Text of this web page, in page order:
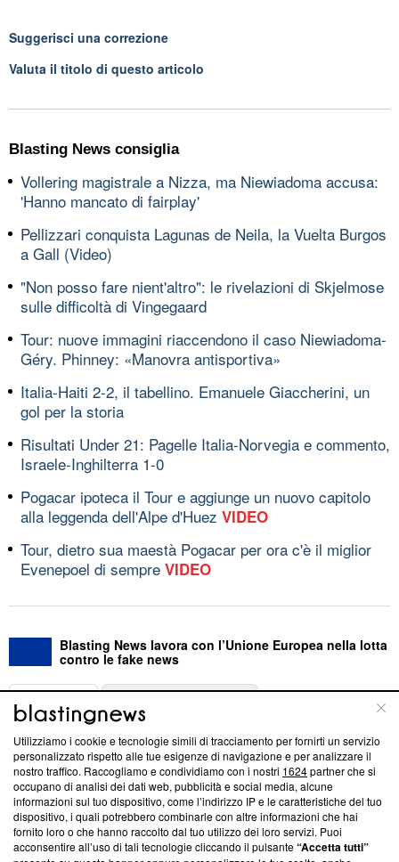
Suggerisci una correzione
Valuta il titolo di questo articolo
Blasting News consiglia
Vollering magistrale a Nizza, ma Niewiadoma accusa:
'Hanno mancato di fairplay'
Pellizzari conquista Lagunas de Neila, la Vuelta Burgos
a Gall (Video)
"Non posso fare nient'altro": le rivelazioni di Skjelmose
sulle difficoltà di Vingegaard
Tour: nuove immagini riaccendono il caso Niewiadoma-
Géry. Phinney: «Manovra antisportiva»
Italia-Haiti 2-2, il tabellino. Emanuele Giaccherini, un
gol per la storia
Risultati Under 21: Pagelle Italia-Norvegia e commento,
Israele-Inghilterra 1-0
Pogacar ipoteca il Tour e aggiunge un nuovo capitolo
alla leggenda dell'Alpe d'Huez VIDEO
Tour, dietro sua maestà Pogacar per ora c'è il miglior
Evenepoel di sempre VIDEO
Blasting News lavora con l’Unione Europea nella lotta
contro le fake news
ABOUT
Questa sezione offre informazioni trasparenti su Blasting
News, sui nostri processi editoriali e su come ci impegniamo a
creare news di qualità. Inoltre, afferma la nostra aderenza a
‘Trust Project - News with Integrity’Blasting News non è
ancora membro del programma, ma ha richiesto di farne
parte; Trust Project non ha ancora effettuato una verifica di
Utilizziamo i cookie e tecnologie simili di tracciamento per fornirti un servizio
personalizzato rispetto alle tue esigenze di navigazione e per analizzare il
nostro traffico. Raccogliamo e condividiamo con i nostri 1624partner che si
occupano di analisi dei dati web, pubblicità e social media, alcune
informazioni sul tuo dispositivo, come l’indirizzo IP e le caratteristiche del tuo
dispositivo, i quali potrebbero combinarle con altre informazioni che hai
fornito loro o che hanno raccolto dal tuo utilizzo dei loro servizi. Puoi
acconsentire all’uso di tali tecnologie cliccando il pulsante“Accetta tutti”